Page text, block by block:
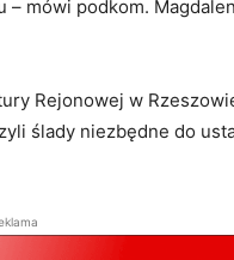
– mówi podkom.
Rejonowej w
ślady niezbędne do